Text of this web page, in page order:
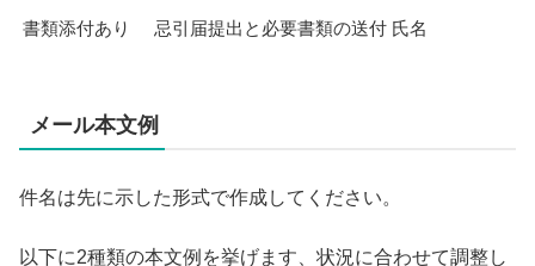
書類添付あり
忌引届提出と必要書類の送付 氏名
メール本文例
件名は先に示した形式で作成してください。
以下に2種類の本文例を挙げます、状況に合わせて調整し